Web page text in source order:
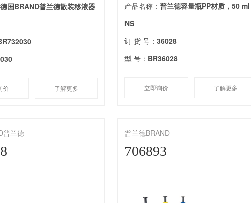
德国BRAND普兰德散装移液器
价 了解更多
产品名称：普兰德容量瓶PP材质，50 ml
NS
订 货 号：36028
型 号： BR36028
立即询价 了解更多
普兰德 普兰德BRAND
706893